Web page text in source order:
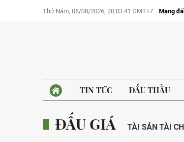
Thứ Năm, 06/08/2026, 20:03:41 GMT+7 Mạng
TIN TỨC ĐẤU THẦU
ĐẤU GIÁ TÀI SẢN TÀI